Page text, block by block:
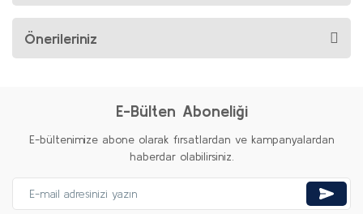
Önerileriniz
E-Bülten Aboneliği
E-bültenimize abone olarak fırsatlardan ve kampanyalardan
haberdar olabilirsiniz.